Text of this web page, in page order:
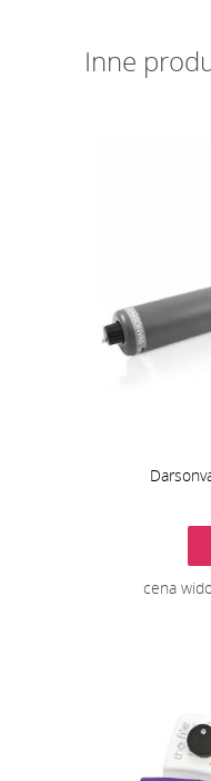
Inne
cena